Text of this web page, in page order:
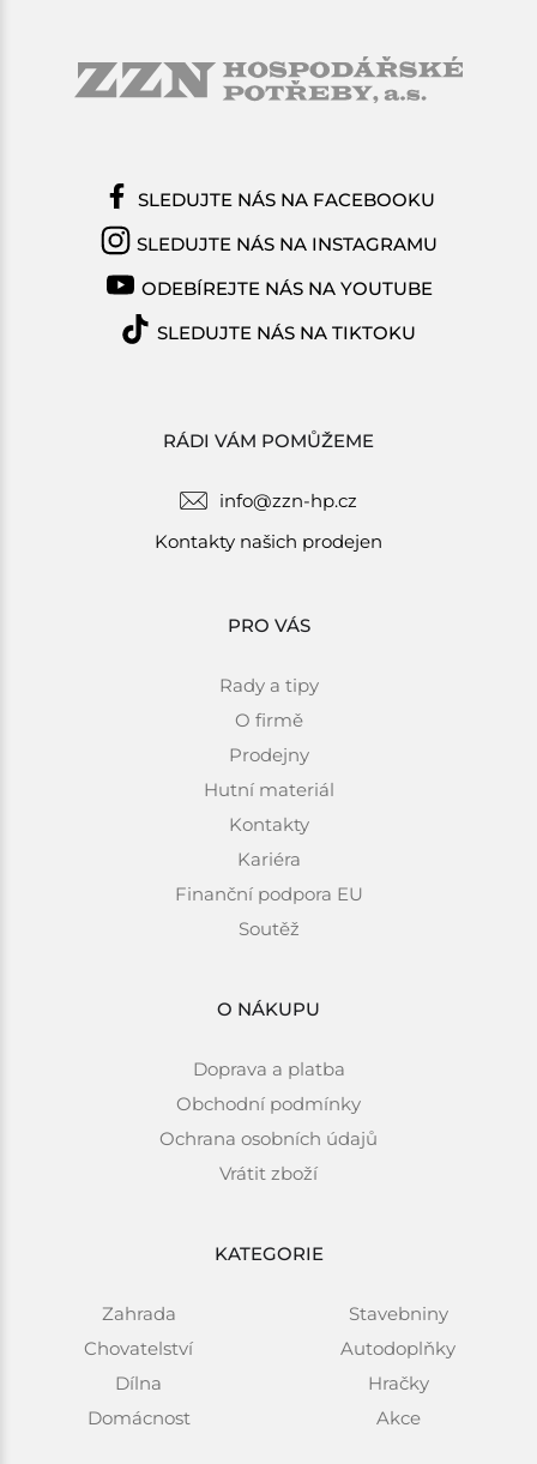
RÁDI VÁM POMŮŽEME
info@zzn-hp.cz
Kontakty našich prodejen
PRO VÁS
Rady a tipy
O firmě
Prodejny
Hutní materiál
Kontakty
Kariéra
Finanční podpora EU
Soutěž
O NÁKUPU
Doprava a platba
Obchodní podmínky
Ochrana osobních údajů
Vrátit zboží
KATEGORIE
Zahrada
Chovatelství
Dílna
Domácnost
Stavebniny
Autodoplňky
Hračky
Akce
SLEDUJTE NÁS NA FACEBOOKU
SLEDUJTE NÁS NA INSTAGRAMU
ODEBÍREJTE NÁS NA YOUTUBE
SLEDUJTE NÁS NA TIKTOKU